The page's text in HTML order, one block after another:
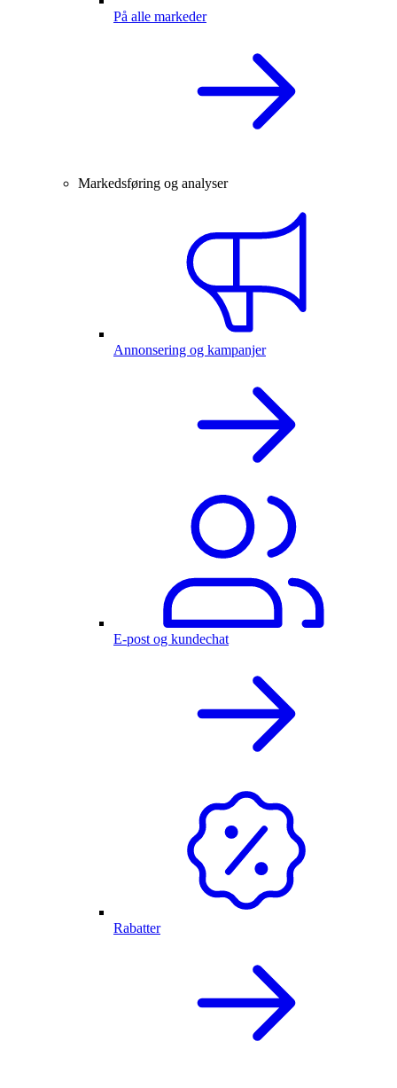
På alle markeder
Markedsføring og analyser
Annonsering og kampanjer
E-post og kundechat
Rabatter